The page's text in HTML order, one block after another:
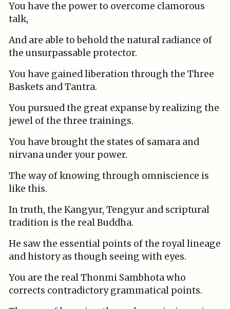
You have the power to overcome clamorous
talk,
And are able to behold the natural radiance of
the unsurpassable protector.
You have gained liberation through the Three
Baskets and Tantra.
You pursued the great expanse by realizing the
jewel of the three trainings.
You have brought the states of samara and
nirvana under your power.
The way of knowing through omniscience is
like this.
In truth, the Kangyur, Tengyur and scriptural
tradition is the real Buddha.
He saw the essential points of the royal lineage
and history as though seeing with eyes.
You are the real Thonmi Sambhota who
corrects contradictory grammatical points.